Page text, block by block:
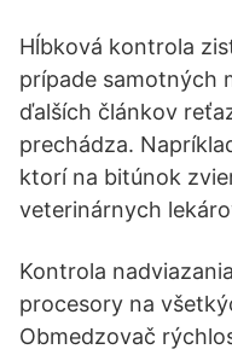
Hĺbková kontrola
prípade samotných
ďalších článkov
prechádza.
ktorí na bitúnok
veterinárnych
Kontrola
procesory na
Obmedzovač